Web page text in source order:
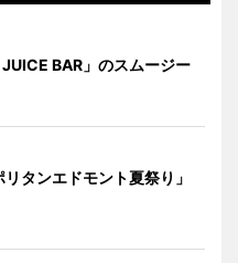
JUICE BAR」のスムージー
リタンエドモント夏祭り」